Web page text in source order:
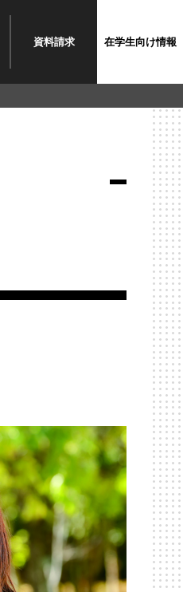
資料請求 在学生向け情報